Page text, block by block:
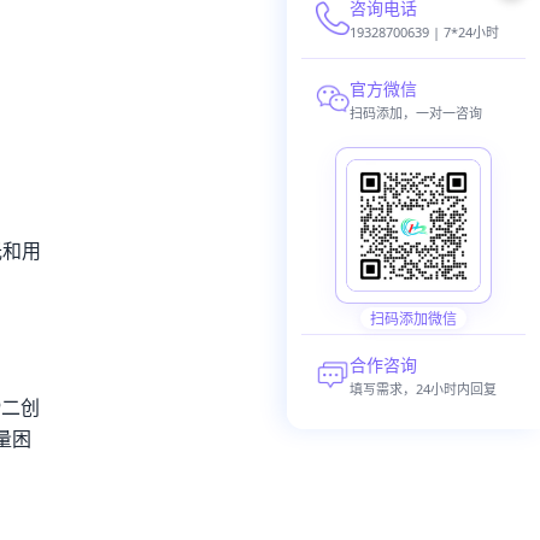
用
创
困
咨询电话
19328700639 | 7*24小时
官方微信
扫码添加，一对一咨询
扫码添加微信
合作咨询
填写需求，24小时内回复